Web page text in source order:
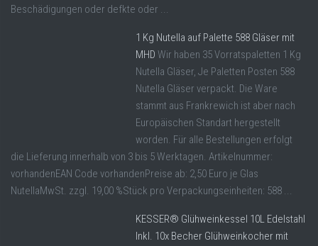
Beschädigungen oder defkte oder ...
1 Kg Nutella auf Palette 588 Gläser mit
MHD Wir haben 35 Vorratspaletten 1 Kg
Nutella Gläser, Je Paletten Posten 588
Nutella Gläser verpackt. Die Ware
stammt aus Frankrewich ist aber nach
Europäischen Standart hergestellt
worden. Für alle Bestellungen erfolgt
die Lieferung innerhalb von 3 bis 5 Werktagen. Artikelnummer:
vorhandenEAN Code vorhandenPreise ab: 2,50 Euro je Glas
NutellaMwSt. zzgl. 19,00 %Stück pro Verpackungseinheiten: 588 ...
KESSER® Glühweinkessel 10L Edelstahl
Inkl. 10x Becher Glühweinkocher mit